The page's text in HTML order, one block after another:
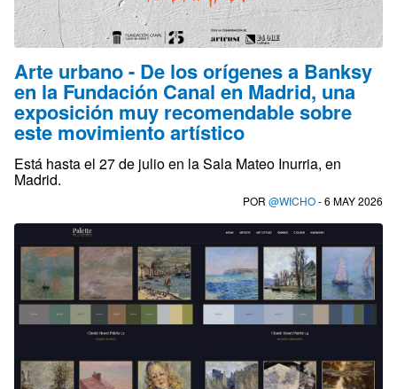
Arte urbano - De los orígenes a Banksy
en la Fundación Canal en Madrid, una
exposición muy recomendable sobre
este movimiento artístico
Está hasta el 27 de julio en la Sala Mateo Inurria, en
Madrid.
POR @WICHO- 6 MAY 2026